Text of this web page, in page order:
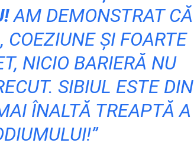
AM DEMONSTRAT CĂ
ȘI FOARTE
NICIO BARIERĂ NU
SIBIUL ESTE DIN
ÎNALTĂ TREAPTĂ A